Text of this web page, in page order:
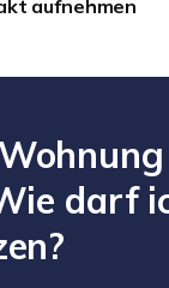
aufnehmen
darf